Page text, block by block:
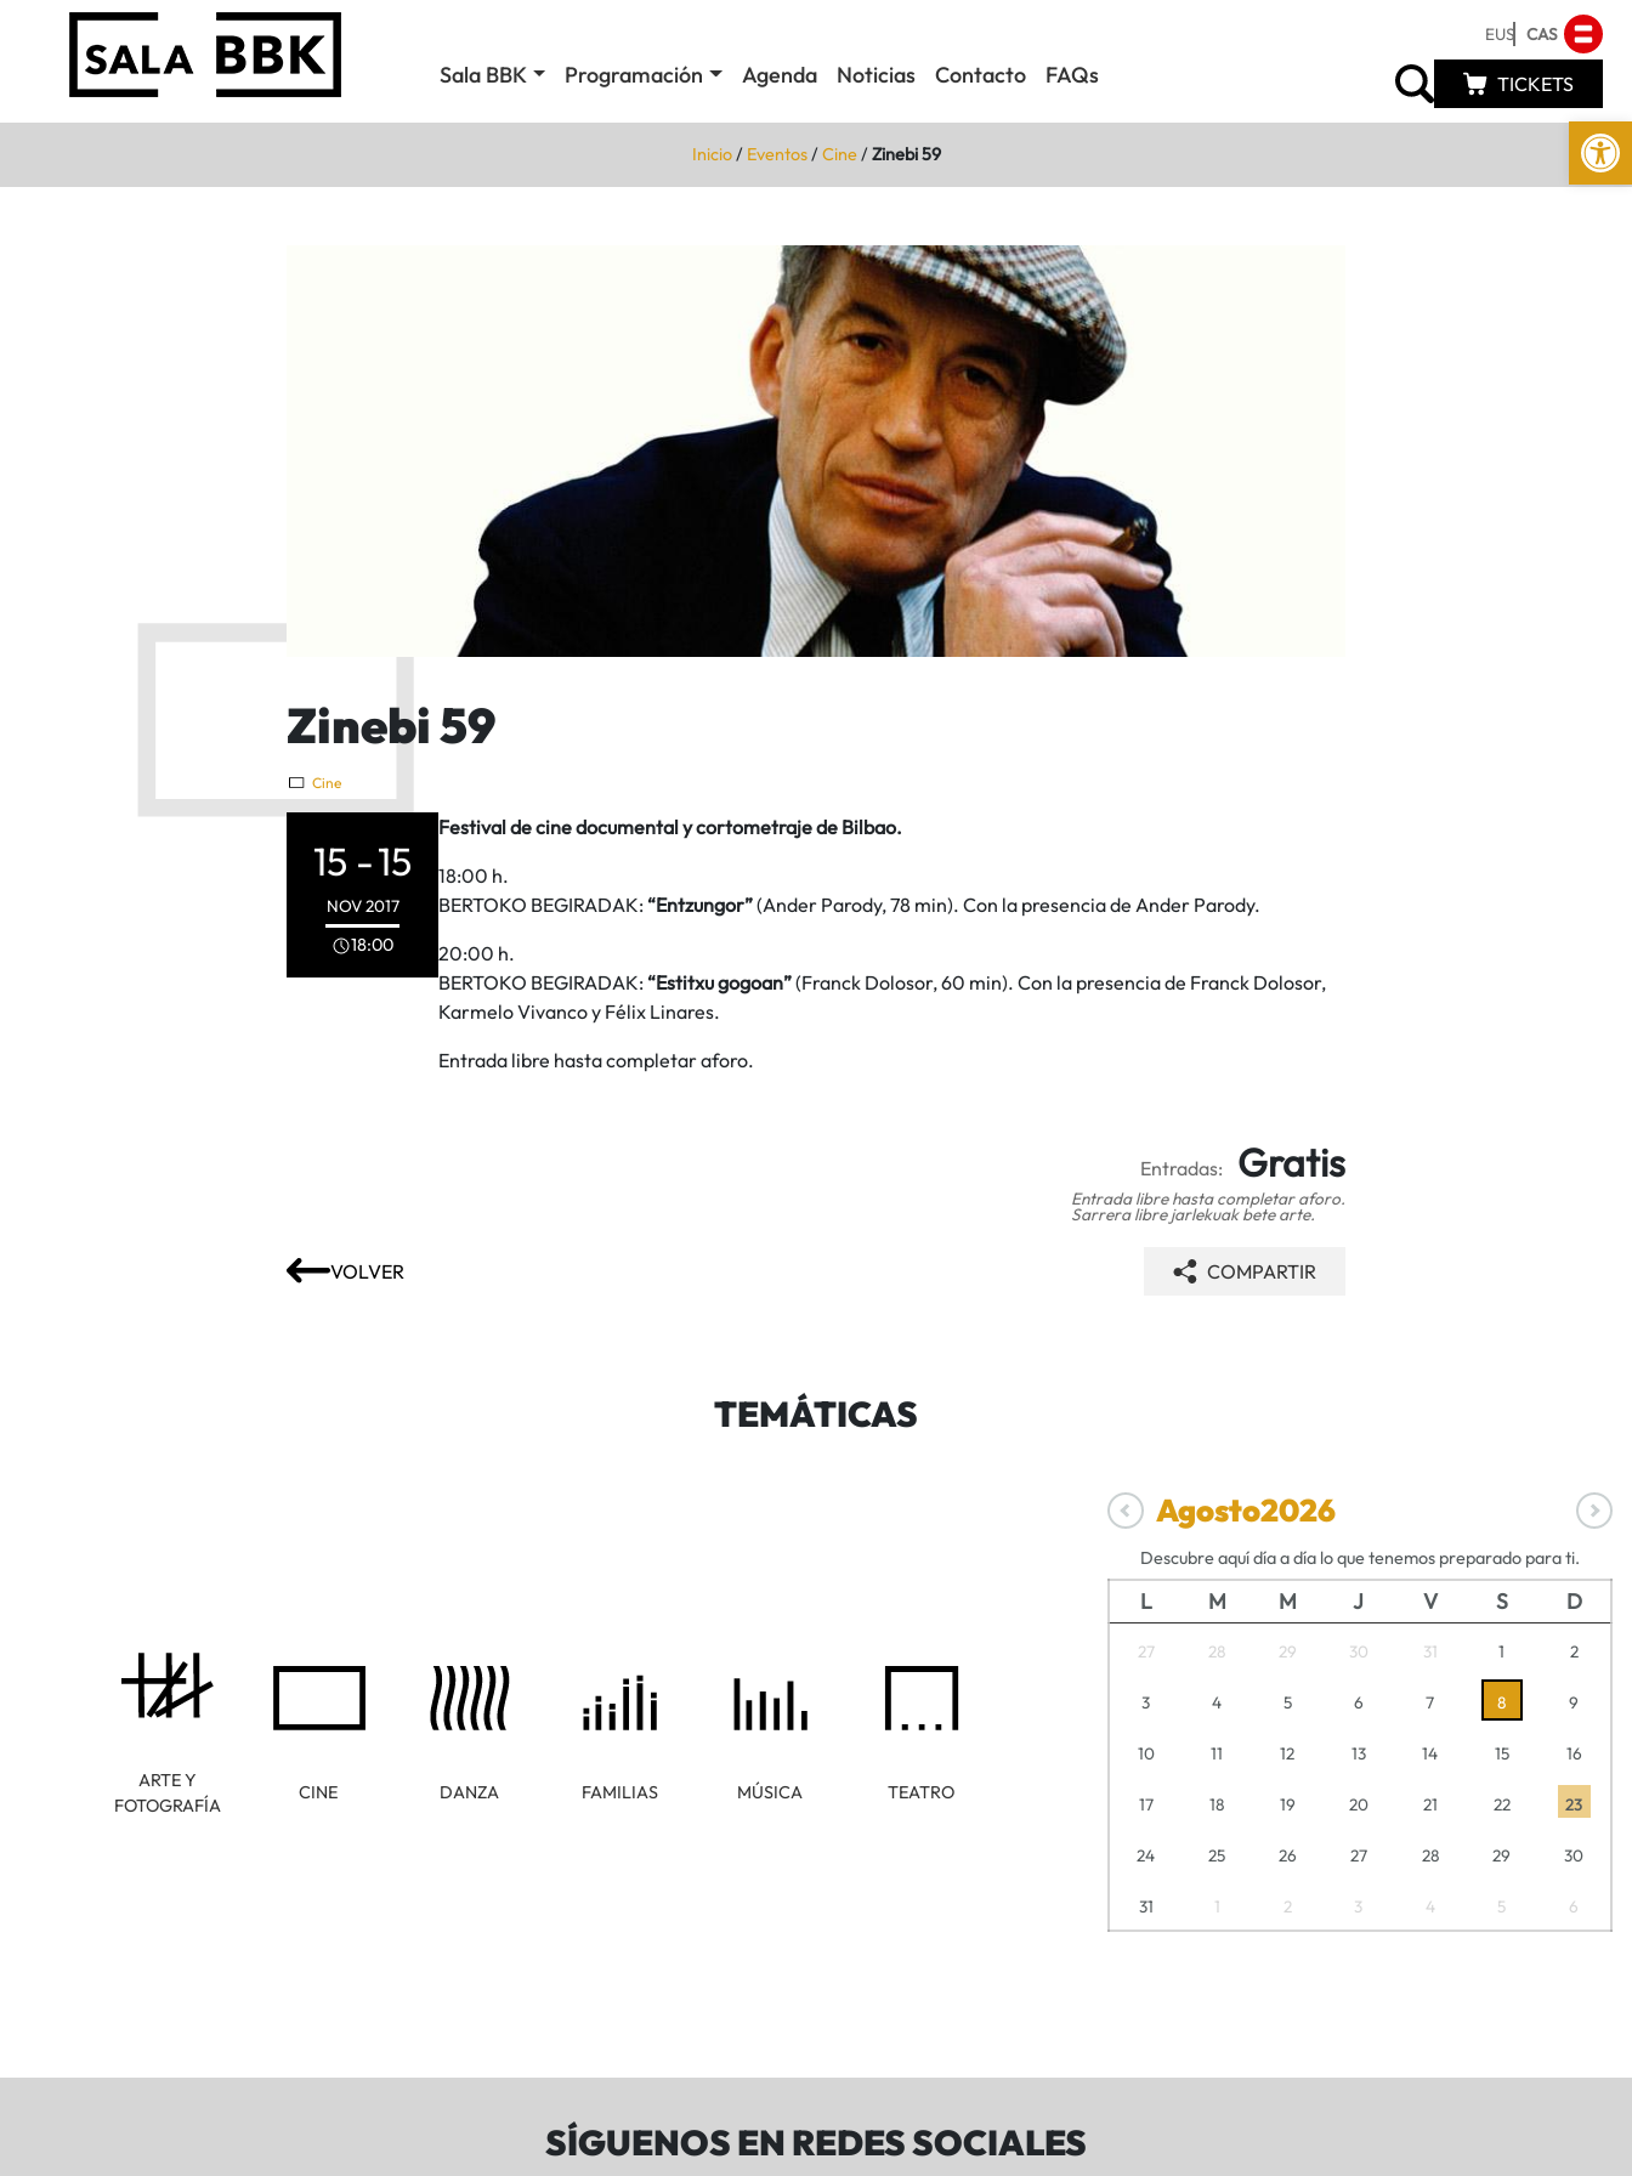
Abrir
Sala BBK Programación Agenda Noticias Contacto FAQs
EUS CAS
TICKETS
Inicio/ Eventos/Cine/Zinebi 59
Zinebi 59
Cine
15 -15
NOV2017
18:00
Festival de cine documental y cortometraje de Bilbao.
18:00 h.
BERTOKO BEGIRADAK: “Entzungor”(Ander Parody, 78 min). Con la presencia de Ander Parody.
20:00 h.
BERTOKO BEGIRADAK: “Estitxu gogoan”(Franck Dolosor, 60 min). Con la presencia de Franck Dolosor,
Karmelo Vivanco y Félix Linares.
Entrada libre hasta completar aforo.
Entradas: Gratis
Entrada libre hasta completar aforo.
Sarrera libre jarlekuak bete arte.
VOLVER COMPARTIR
TEMÁTICAS
ARTE Y
FOTOGRAFÍA
CINE DANZA FAMILIAS MÚSICA TEATRO
Agosto2026
Descubre aquí día a día lo que tenemos preparado para ti.
L M M J V S D
27 28 29 30 31 1 2
3 4 5 6 7 8 9
10 11 12 13 14 15 16
17 18 19 20 21 22 23
24 25 26 27 28 29 30
31 1 2 3 4 5 6
SÍGUENOS EN REDES SOCIALES